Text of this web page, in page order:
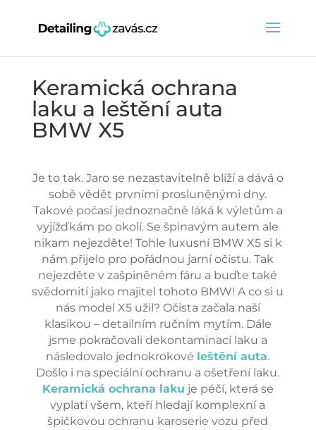
Keramická ochrana
laku a leštění auta
BMW X5
Je to tak. Jaro se nezastavitelně blíží a dává o
sobě vědět prvními prosluněnými dny.
Takové počasí jednoznačně láká k výletům a
vyjížďkám po okolí. Se špinavým autem ale
nikam nejezděte! Tohle luxusní BMW X5 si k
nám přijelo pro pořádnou jarní očistu. Tak
nejezděte v zašpiněném fáru a buďte také
svědomití jako majitel tohoto BMW! A co si u
nás model X5 užil? Očista začala naší
klasikou – detailním ručním mytím. Dále
jsme pokračovali dekontaminací laku a
následovalo jednokrokové leštění auta.
Došlo i na speciální ochranu a ošetření laku.
Keramická ochrana laku je péčí, která se
vyplatí všem, kteří hledají komplexní a
špičkovou ochranu karoserie vozu před